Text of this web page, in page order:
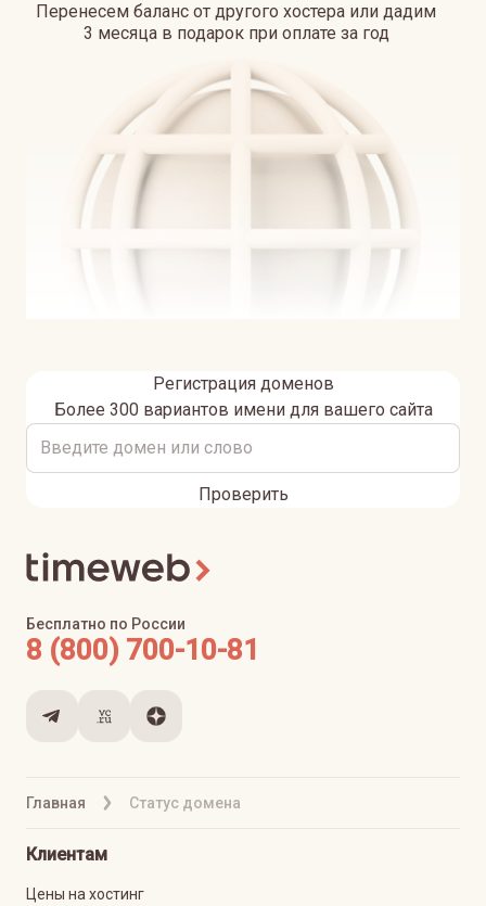
Перенесем баланс от другого хостера или дадим
3 месяца в подарок при оплате за год
Регистрация доменов
Более 300 вариантов имени для вашего сайта
Проверить
Главная Статус домена
Бесплатно по России
8 (800) 700-10-81
Клиентам
Цены на хостинг